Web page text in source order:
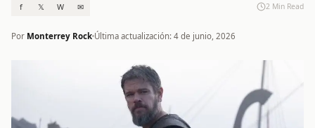
f 𝕏 W ✉ 2 Min Read
Por Monterrey Rock Última actualización: 4 de junio, 2026